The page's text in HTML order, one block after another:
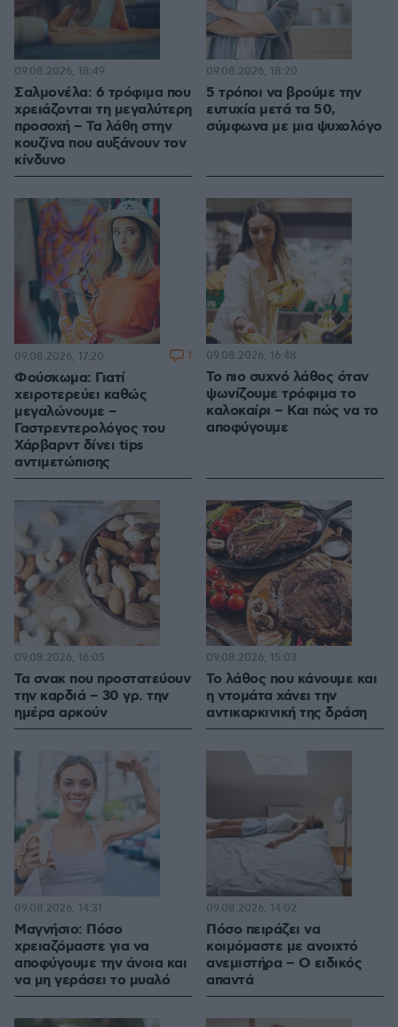
Σαλμονέλα: 6 τρόφιμα που
χρειάζονται τη μεγαλύτερη
προσοχή – Τα λάθη στην
κουζίνα που αυξάνουν τον
κίνδυνο
09.08.2026, 18:49
5 τρόποι να βρούμε την
ευτυχία μετά τα 50,
σύμφωνα με μια ψυχολόγο
09.08.2026, 18:20
Φούσκωμα: Γιατί
χειροτερεύει καθώς
μεγαλώνουμε –
Γαστρεντερολόγος του
Χάρβαρντ δίνει tips
αντιμετώπισης
09.08.2026, 17:20 1
Το πιο συχνό λάθος όταν
ψωνίζουμε τρόφιμα το
καλοκαίρι – Και πώς να το
αποφύγουμε
09.08.2026, 16:48
Τα σνακ που προστατεύουν
την καρδιά – 30 γρ. την
ημέρα αρκούν
09.08.2026, 16:05
Το λάθος που κάνουμε και
η ντομάτα χάνει την
αντικαρκινική της δράση
09.08.2026, 15:03
Μαγνήσιο: Πόσο
χρειαζόμαστε για να
αποφύγουμε την άνοια και
να μη γεράσει το μυαλό
09.08.2026, 14:31
Πόσο πειράζει να
κοιμόμαστε με ανοιχτό
ανεμιστήρα – Ο ειδικός
απαντά
09.08.2026, 14:02